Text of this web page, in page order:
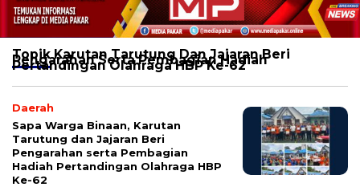
Topik Karutan Tarutung Dan Jajaran Beri
Pengarahan Serta Pembagian Hadiah
Pertandingan Olahraga HBP Ke-62
Daerah
Sapa Warga Binaan, Karutan
Tarutung dan Jajaran Beri
Pengarahan serta Pembagian
Hadiah Pertandingan Olahraga HBP
Ke-62